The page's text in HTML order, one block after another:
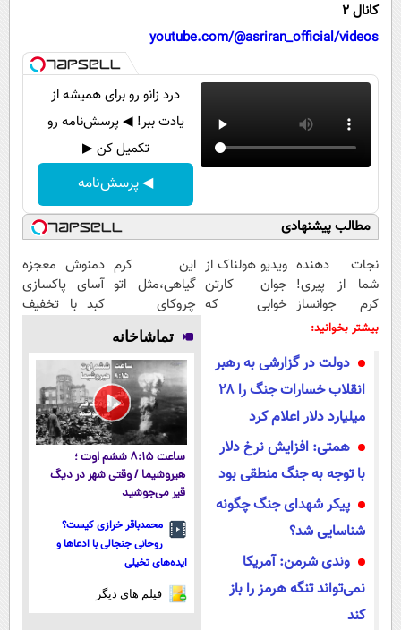
بین الملل
سیاست خارجی
کانال 2
youtube.com/@asriran_official/videos
درد زانو رو برای همیشه از
یادت ببر! ◀ پرسش‌نامه رو
تکمیل کن ▶
◀ پرسش‌نامه
مطالب پیشنهادی
نجات دهنده
شما از پیری!
کرم جوانساز
جلبک
ویدیو هولناک از
جوان کارتن
خوابی که
این کرم
گیاهی،مثل اتو
چروکای
پوستتوصاف
میکنه!50%تخفیف
دمنوش معجزه
آسای پاکسازی
کبد با تخفیف
بیشتر بخوانید:
دولت در گزارشی به رهبر
انقلاب خسارات جنگ را ۲۸
میلیارد دلار اعلام کرد
همتی: افزایش نرخ دلار
با توجه به جنگ منطقی بود
پیکر شهدای جنگ چگونه
شناسایی شد؟
وندی شرمن: آمریکا
نمی‌تواند تنگه هرمز را باز
کند
تماشاخانه
ساعت ۸:۱۵ ششم اوت ؛
هیروشیما / وقتی شهر در دیگ
قیر می‌جوشید
محمدباقر خرازی کیست؟
روحانی جنجالی با ادعاها و
ایده‌های تخیلی
فیلم های دیگر